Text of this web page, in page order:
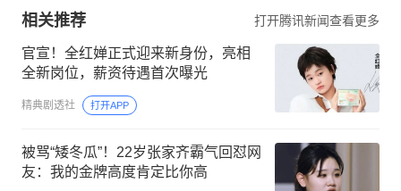
相关推荐 打开腾讯新闻查看更多
官宣！全红婵正式迎来新身份，亮相
全新岗位，薪资待遇首次曝光
精典剧透社 打开APP
被骂“矮冬瓜”！22岁张家齐霸气回怼网
友：我的金牌高度肯定比你高